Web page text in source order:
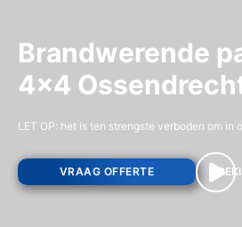
Brandwerende
4x4
LET OP: het is ten strengste verboden om in
VRAAG OFFERTE